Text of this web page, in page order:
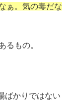
ぁ。気の毒だな
るもの。
ばかりではない